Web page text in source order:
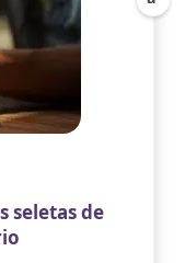
seletas de